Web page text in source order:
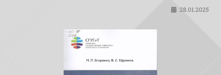
28.01.2025